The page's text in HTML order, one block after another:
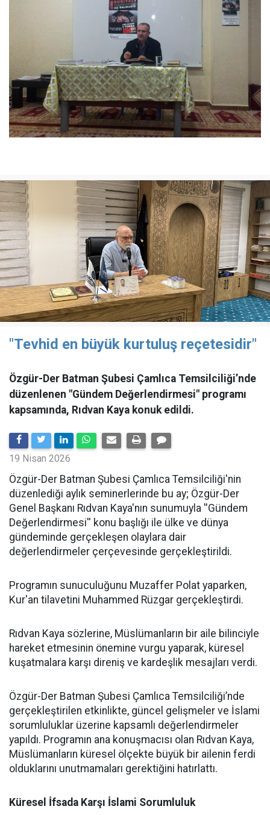
"Tevhid en büyük kurtuluş reçetesidir"
Özgür-Der Batman Şubesi Çamlıca Temsilciliği’nde
düzenlenen "Gündem Değerlendirmesi" programı
kapsamında, Rıdvan Kaya konuk edildi.
19 Nisan 2026
​Özgür-Der Batman Şubesi Çamlıca Temsilciliği'nin
düzenlediği aylık seminerlerinde bu ay; Özgür-Der
Genel Başkanı Rıdvan Kaya'nın sunumuyla ''Gündem
Değerlendirmesi'' konu başlığı ile ülke ve dünya
gündeminde gerçekleşen olaylara dair
değerlendirmeler çerçevesinde gerçekleştirildi.
Programın sunuculuğunu Muzaffer Polat yaparken,
Kur'an tilavetini Muhammed Rüzgar gerçekleştirdi.
Rıdvan Kaya sözlerine, Müslümanların bir aile bilinciyle
hareket etmesinin önemine vurgu yaparak, küresel
kuşatmalara karşı direniş ve kardeşlik mesajları verdi.
Özgür-Der Batman Şubesi Çamlıca Temsilciliği’nde
gerçekleştirilen etkinlikte, güncel gelişmeler ve İslami
sorumluluklar üzerine kapsamlı değerlendirmeler
yapıldı. Programın ana konuşmacısı olan Rıdvan Kaya,
Müslümanların küresel ölçekte büyük bir ailenin ferdi
olduklarını unutmamaları gerektiğini hatırlattı.
Küresel İfsada Karşı İslami Sorumluluk